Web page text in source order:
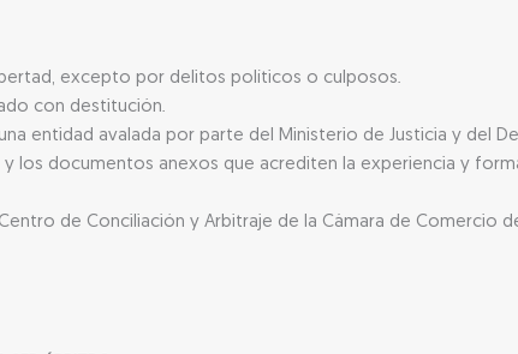
excepto por delitos políticos o culposos.
con destitución.
entidad avalada por parte del Ministerio de Justicia y del
los documentos anexos que acrediten la experiencia y
de Conciliación y Arbitraje de la Cámara de Comercio